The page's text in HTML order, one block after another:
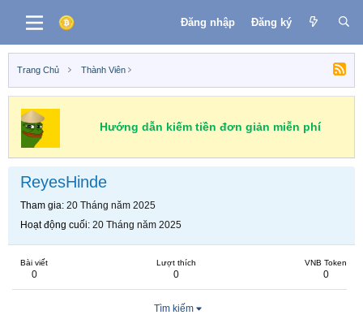
Đăng nhập Đăng ký
Trang Chủ Thành Viên
Hướng dẫn kiếm tiền đơn giản miễn phí
ReyesHinde
Tham gia 20 Tháng năm 2025
Hoạt động cuối 20 Tháng năm 2025
Bài viết
0
Lượt thích
0
VNB Token
0
Tìm kiếm